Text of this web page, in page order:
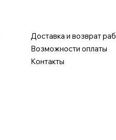
Доставка и возврат
Возможности оплаты
Контакты